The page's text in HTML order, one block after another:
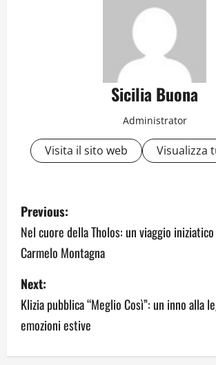
Sicilia Buona
Administrator
Visita il sito web Visualizza
P
o
s
t
n
a
Previous:
Nel cuore della Tholos: un viaggio
Carmelo Montagna
Next:
Klizia pubblica “Meglio Così”: un inno alla
emozioni estive